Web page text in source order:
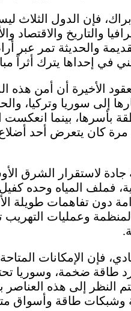
فإن الدول الثلاث
والتاريخ والاقتصاد
والحديثة تمر عبر
في إحداها يترك أثراً
الأخيرة أن أمن هذه
آثارها إلى سوريا
بأسرها، بينما
كان يتعرض أحد أضلاع
جادة لاستقرار الشرق
فملف المياه وحده
دون تفاهمات طويلة
وعمليات
فإن الإمكانات
طاقة ضخمة، وسوريا
النظر إلى هذه
وشبكات طاقة وأسواق